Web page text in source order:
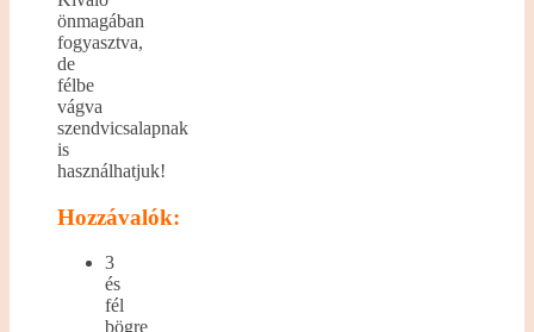
önmagában
fogyasztva,
de
félbe
vágva
szendvicsalapnak
is
használhatjuk!
Hozzávalók:
3
és
fél
bögre